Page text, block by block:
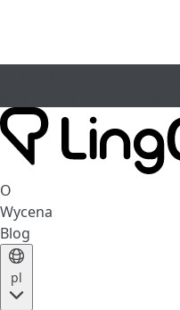
O
Wycena
Blog
pl